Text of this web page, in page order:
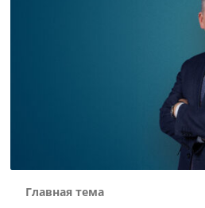
Главная тема